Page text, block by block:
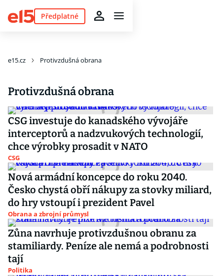
Předplatné
e15.cz Protivzdušná obrana
Protivzdušná obrana
CSG investuje do kanadského vývojáře
interceptorů a nadzvukových technologií,
chce výrobky prosadit v NATO
CSG
Nová armádní koncepce do roku 2040.
Česko chystá obří nákupy za stovky miliard,
do hry vstoupí i prezident Pavel
Obrana a zbrojní průmysl
Zůna navrhuje protivzdušnou obranu za
stamiliardy. Peníze ale nemá a podrobnosti
tají
Politika